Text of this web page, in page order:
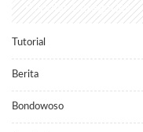
Popular Categories
Tutorial
Berita
Bondowoso